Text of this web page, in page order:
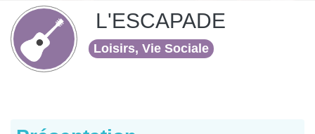
L'ESCAPADE
Loisirs, Vie Sociale